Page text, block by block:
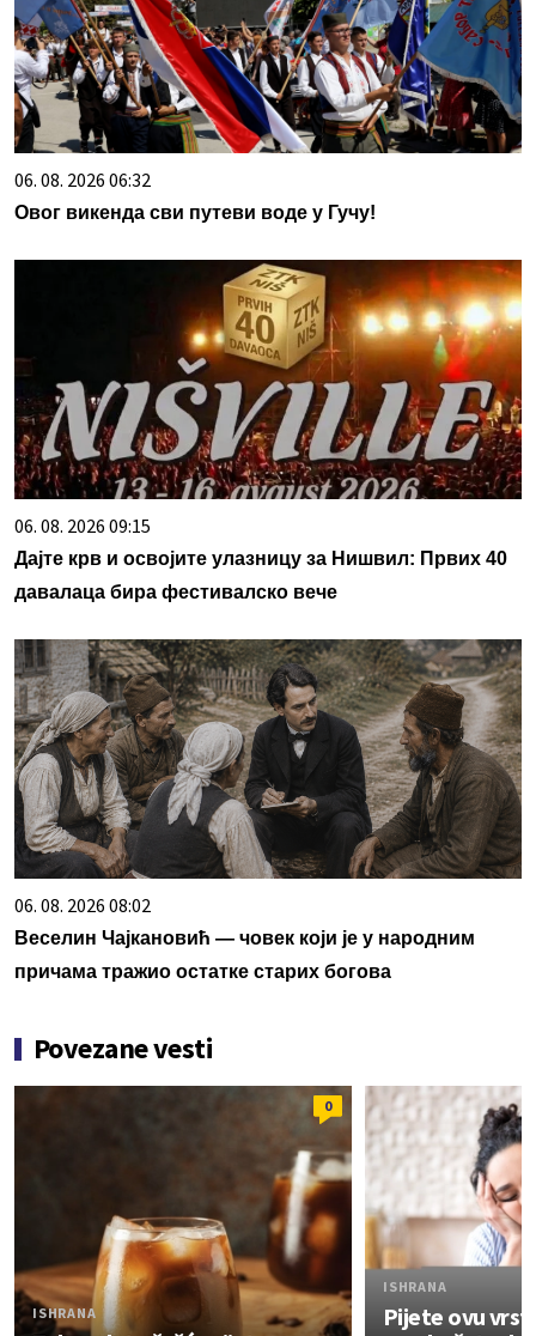
06. 08. 2026 06:32
Овог викенда сви путеви воде у Гучу!
06. 08. 2026 09:15
Дајте крв и освојите улазницу за Нишвил: Првих 40
давалаца бира фестивалско вече
06. 08. 2026 08:02
Веселин Чајкановић — човек који је у народним
причама тражио остатке старих богова
Povezane vesti
0
ISHRANA
ISHRANA
Pijete ovu